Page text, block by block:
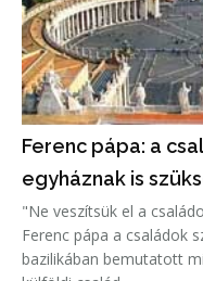
Ferenc pápa: a
egyháznak is
"Ne veszítsük el a
Ferenc pápa a családok
bazilikában bemutatott misén